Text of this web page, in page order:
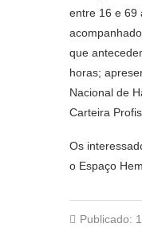
entre 16 e 69
que
horas;
Nacional de
Carteira
Os
o Espaço
Publicado: